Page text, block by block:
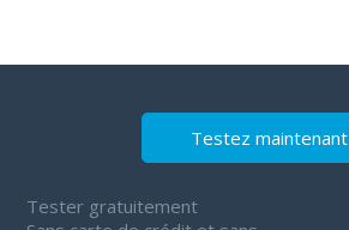
Testez maintenant
Tester gratuitement